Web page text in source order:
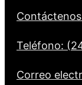
Teléfono:
Correo